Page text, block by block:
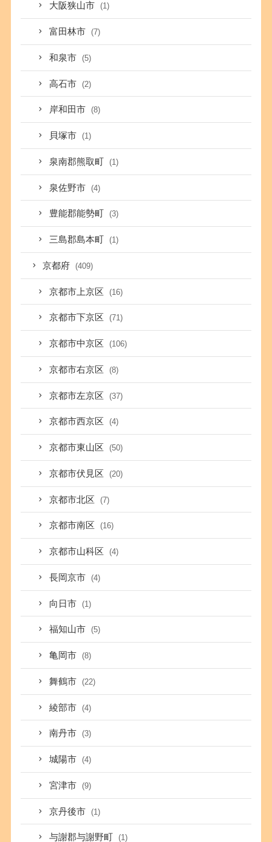
大阪狭山市 (1)
富田林市 (7)
和泉市 (5)
高石市 (2)
岸和田市 (8)
貝塚市 (1)
泉南郡熊取町 (1)
泉佐野市 (4)
豊能郡能勢町 (3)
三島郡島本町 (1)
京都府 (409)
京都市上京区 (16)
京都市下京区 (71)
京都市中京区 (106)
京都市右京区 (8)
京都市左京区 (37)
京都市西京区 (4)
京都市東山区 (50)
京都市伏見区 (20)
京都市北区 (7)
京都市南区 (16)
京都市山科区 (4)
長岡京市 (4)
向日市 (1)
福知山市 (5)
亀岡市 (8)
舞鶴市 (22)
綾部市 (4)
南丹市 (3)
城陽市 (4)
宮津市 (9)
京丹後市 (1)
与謝郡与謝野町 (1)